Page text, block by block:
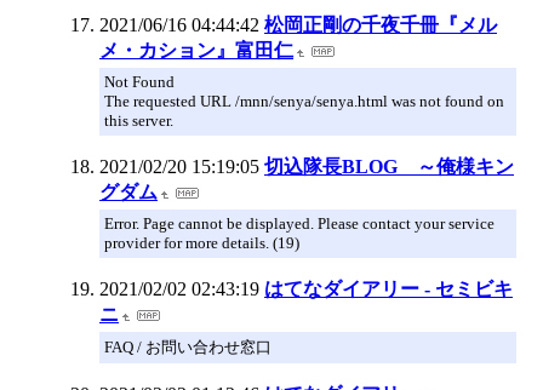
2021/06/16 04:44:42 松岡正剛の千夜千冊『メル
メ・カション』富田仁
Not Found
The requested URL /mnn/senya/senya.html was not found on
this server.
2021/02/20 15:19:05 切込隊長BLOG ～俺様キン
グダム
Error. Page cannot be displayed. Please contact your service
provider for more details. (19)
2021/02/02 02:43:19 はてなダイアリー - セミビキ
ニ
FAQ / お問い合わせ窓口